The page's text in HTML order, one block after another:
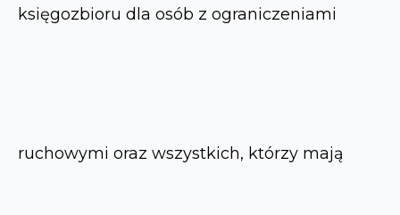
księgozbioru dla osób z ograniczeniami
ruchowymi oraz wszystkich, którzy mają